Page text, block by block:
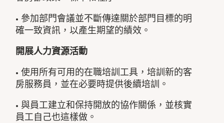
• 參加部門會議並不斷傳達關於部門目標的明
確一致資訊，以產生期望的績效。
開展人力資源活動
• 使用所有可用的在職培訓工具，培訓新的客
房服務員，並在必要時提供後續培訓。
• 與員工建立和保持開放的協作關係，並核實
員工自己也這樣做。